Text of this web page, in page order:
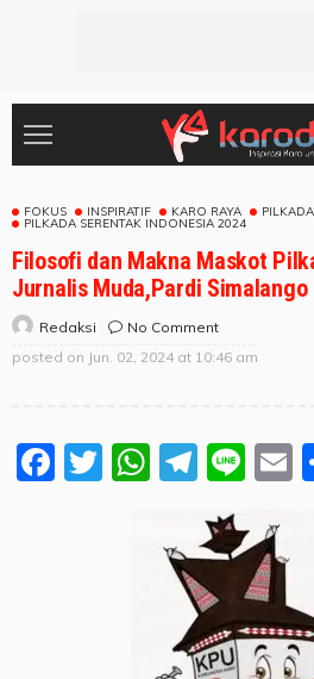
FOKUS INSPIRATIF KARO RAYA
PILKADA SERENTAK INDONESIA 2024
Filosofi dan Makna Maskot
Jurnalis Muda,Pardi Simalango
Redaksi
No Comment
posted on Jun. 02, 2024 at 10:46 am
Facebook
Twitter